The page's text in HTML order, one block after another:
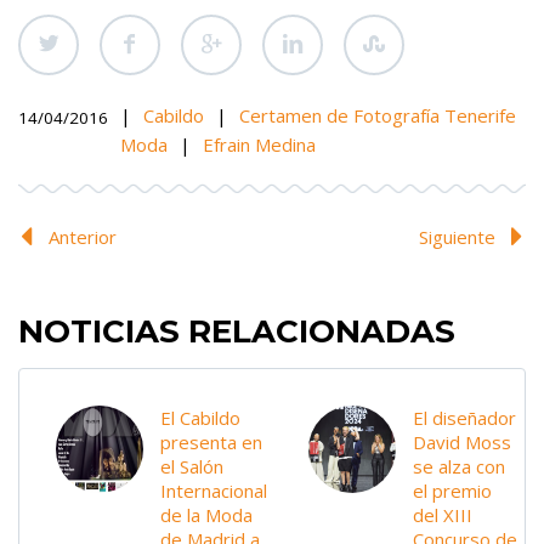
14/04/2016 | Cabildo |
Certamen de Fotografía Tenerife
Moda
| Efrain Medina
Anterior Siguiente
NOTICIAS RELACIONADAS
El Cabildo
presenta en
el Salón
Internacional
de la Moda
de Madrid a
El diseñador
David Moss
se alza con
el premio
del XIII
Concurso de